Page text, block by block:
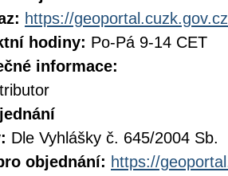
https://geoportal.cuzk.gov.cz
hodiny: Po-Pá 9-14 CET
informace:
Dle Vyhlášky č. 645/2004 Sb.
objednání: https://